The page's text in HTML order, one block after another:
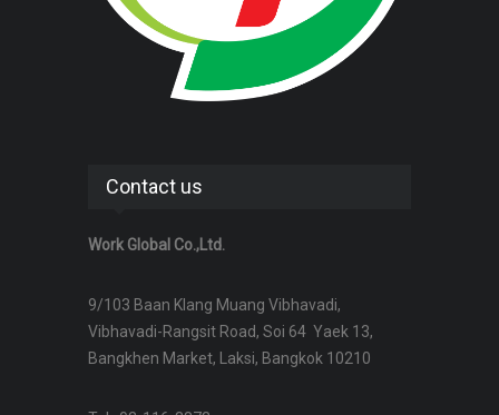
Contact us
Work Global Co.,Ltd.
9/103 Baan Klang Muang Vibhavadi,
Vibhavadi-Rangsit Road, Soi 64 Yaek 13,
Bangkhen Market, Laksi, Bangkok 10210